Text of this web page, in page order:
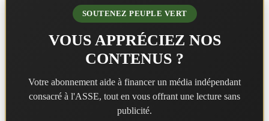
SOUTENEZ PEUPLE VERT
VOUS APPRÉCIEZ NOS
CONTENUS ?
Votre abonnement aide à financer un média indépendant
consacré à l'ASSE, tout en vous offrant une lecture sans
publicité.